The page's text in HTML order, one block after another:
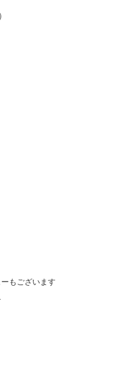
もございます